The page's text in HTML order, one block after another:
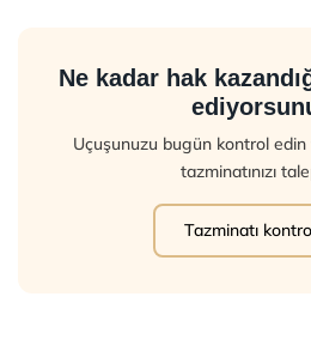
Ne kadar hak
Uçuşunuzu bugün kontrol
tazminatınızı
Tazminatı